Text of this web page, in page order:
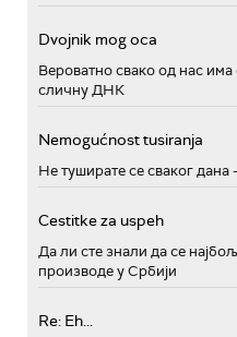
Dvojnik mog oca
Вероватно свако од нас има
сличну ДНК
Nemogućnost tusiranja
Не туширате се сваког дана
Cestitke za uspeh
Да ли сте знали да се
производе у Србији
Re: Eh...